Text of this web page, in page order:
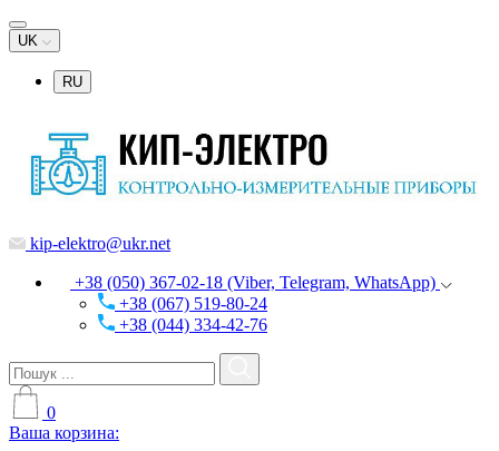
UK
RU
kip-elektro@ukr.net
+38 (050) 367-02-18 (Viber, Telegram, WhatsApp)
+38 (067) 519-80-24
+38 (044) 334-42-76
0
Ваша корзина: